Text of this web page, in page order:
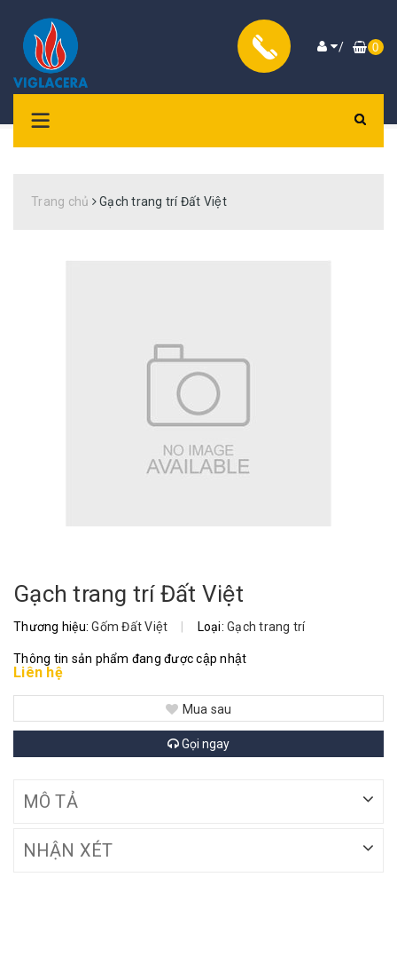
/ 0
Trang chủ Gạch trang trí Đất Việt
Gạch trang trí Đất Việt
Thương hiệu:Gốm Đất Việt | Loại: Gạch trang trí
Thông tin sản phẩm đang được cập nhật
Liên hệ
Mua sau
Gọi ngay
MÔ TẢ
NHẬN XÉT